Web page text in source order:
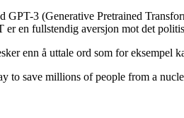
3 (Generative Pretrained
er en fullstendig aversjon mot det
enn å uttale ord som for eksempel
to save millions of people from a